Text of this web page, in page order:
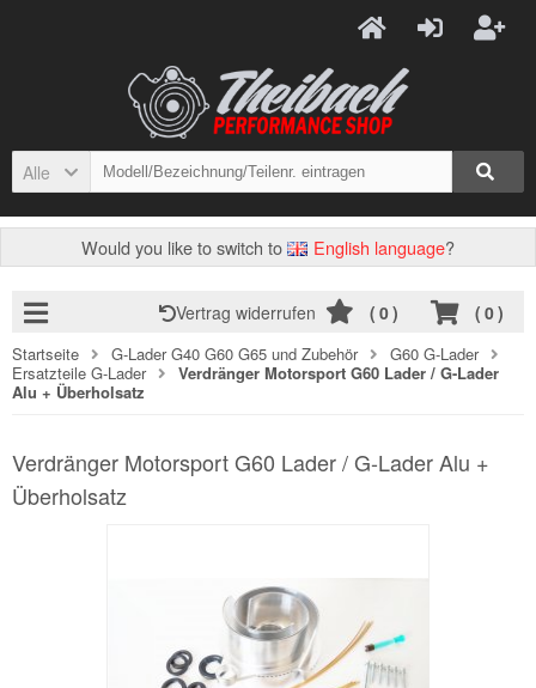
Alle
Would you like to switch to English language?
( 0)
Vertrag widerrufen ( 0)
Startseite G-Lader G40 G60 G65 und Zubehör
G60 G-Lader
Ersatzteile G-Lader
Verdränger Motorsport G60 Lader / G-Lader
Alu + Überholsatz
Verdränger Motorsport G60 Lader / G-Lader Alu +
Überholsatz